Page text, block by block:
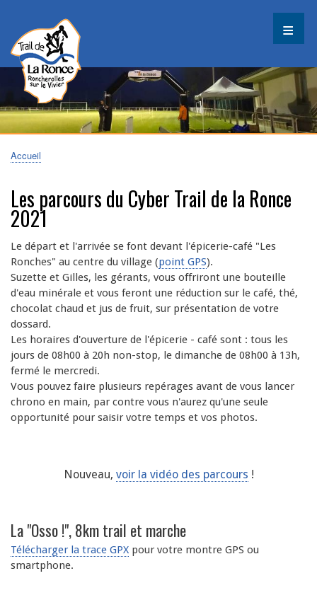
Fil
Accueil
Les parcours du Cyber Trail de la Ronce
2021
Le départ et l'arrivée se font devant l'épicerie-café "Les
Ronches" au centre du village (point GPS).
Suzette et Gilles, les gérants, vous offriront une bouteille
d'eau minérale et vous feront une réduction sur le café, thé,
chocolat chaud et jus de fruit, sur présentation de votre
dossard.
Les horaires d'ouverture de l'épicerie - café sont : tous les
jours de 08h00 à 20h non-stop, le dimanche de 08h00 à 13h,
fermé le mercredi.
Vous pouvez faire plusieurs repérages avant de vous lancer
chrono en main, par contre vous n'aurez qu'une seule
opportunité pour saisir votre temps et vos photos.
Nouveau, voir la vidéo des parcours !
La "Osso !", 8km trail et marche
Télécharger la trace GPX pour votre montre GPS ou
smartphone.